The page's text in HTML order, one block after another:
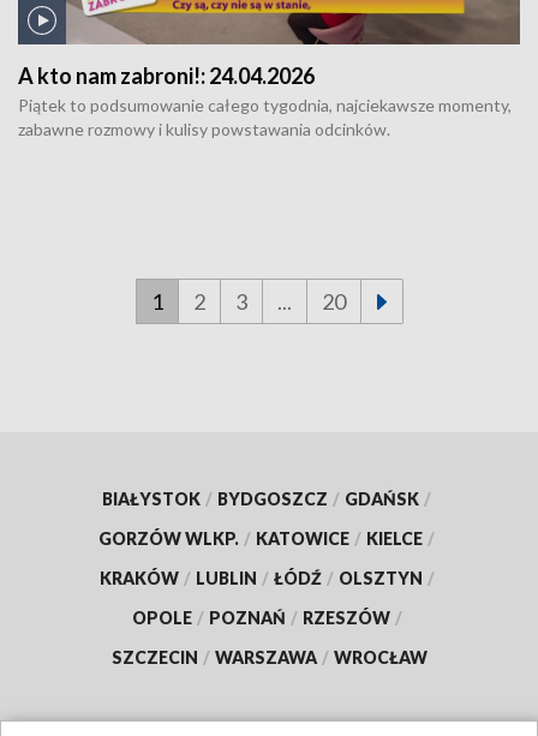
A kto nam zabroni!:24.04.2026
Piątek to podsumowanie całego tygodnia, najciekawsze momenty,
zabawne rozmowy i kulisy powstawania odcinków.
1 2 3 ... 20
BIAŁYSTOK / BYDGOSZCZ / GDAŃSK /
GORZÓW WLKP. / KATOWICE / KIELCE /
KRAKÓW / LUBLIN / ŁÓDŹ / OLSZTYN /
OPOLE / POZNAŃ / RZESZÓW /
SZCZECIN / WARSZAWA / WROCŁAW